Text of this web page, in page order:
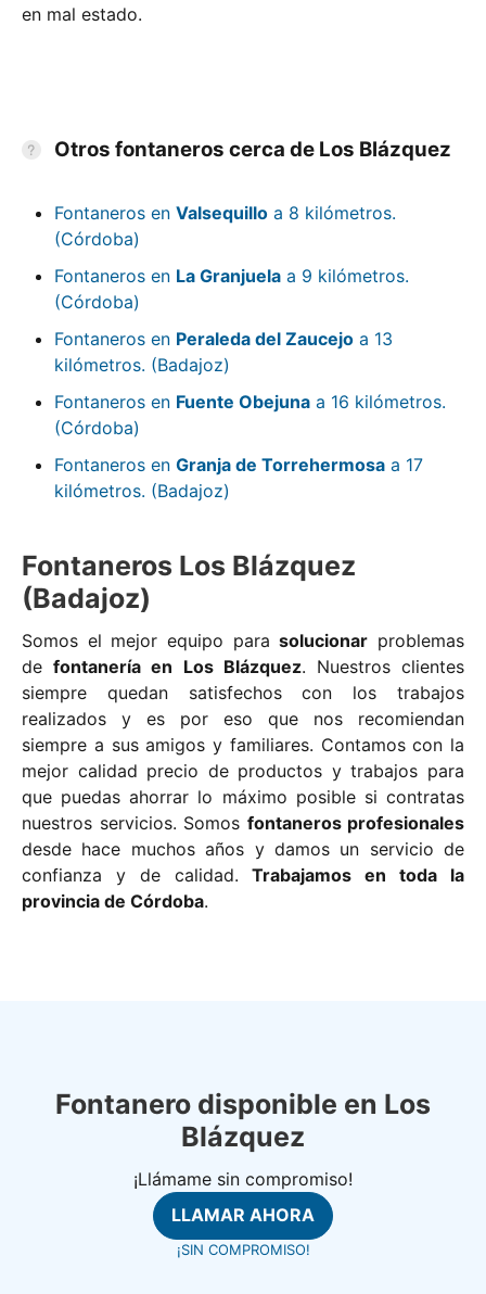
en mal estado.
Otros fontaneros cerca de Los Blázquez
Fontaneros en Valsequillo a 8 kilómetros.
(Córdoba)
Fontaneros en La Granjuela a 9 kilómetros.
(Córdoba)
Fontaneros en Peraleda del Zaucejo a 13
kilómetros. (Badajoz)
Fontaneros en Fuente Obejuna a 16 kilómetros.
(Córdoba)
Fontaneros en Granja de Torrehermosa a 17
kilómetros. (Badajoz)
Fontaneros Los Blázquez
(Badajoz)
Somos el mejor equipo parasolucionar problemas
defontanería en Los Blázquez. Nuestros clientes
siempre quedan satisfechos con los trabajos
realizados y es por eso que nos recomiendan
siempre a sus amigos y familiares. Contamos con la
mejor calidad precio de productos y trabajos para
que puedas ahorrar lo máximo posible si contratas
nuestros servicios. Somos fontaneros profesionales
desde hace muchos años y damos un servicio de
confianza y de calidad.Trabajamos en toda la
provincia de Córdoba.
Fontanero disponible en Los
Blázquez
¡Llámame sin compromiso!
LLAMAR AHORA
¡SIN COMPROMISO!